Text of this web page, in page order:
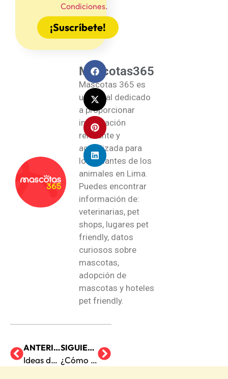
Condiciones.
¡Suscríbete!
Mascotas365
Mascotas 365 es
un portal dedicado
a proporcionar
información
relevante y
actualizada para
los amantes de los
animales en Lima.
Puedes encontrar
información de:
veterinarias, pet
shops, lugares pet
friendly, datos
curiosos sobre
mascotas,
adopción de
mascotas y hoteles
pet friendly.
ANTERIOR
Ideas de regalos para mascotas esta Navidad
SIGUIENTE
¿Cómo seleccionar tapa oídos para perros?